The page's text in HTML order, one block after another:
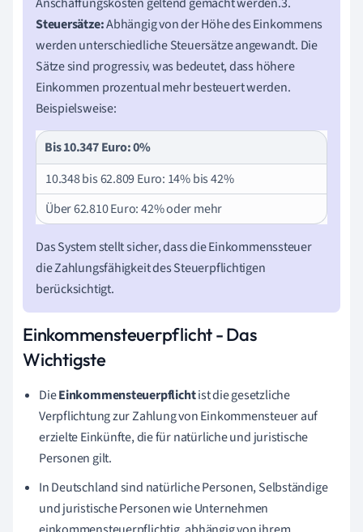
Steuersätze:Abhängig von der Höhe des Einkommens
werden unterschiedliche Steuersätze angewandt. Die
Sätze sind progressiv, was bedeutet, dass höhere
Einkommen prozentual mehr besteuert werden.
Beispielsweise:
Bis 10.347 Euro: 0%
10.348 bis 62.809 Euro: 14% bis 42%
Über 62.810 Euro: 42% oder mehr
Das System stellt sicher, dass die Einkommenssteuer
die Zahlungsfähigkeit des Steuerpflichtigen
berücksichtigt.
Einkommensteuerpflicht - Das
Wichtigste
DieEinkommensteuerpflichtist die gesetzliche
Verpflichtung zur Zahlung von Einkommensteuer auf
erzielte Einkünfte, die für natürliche und juristische
Personen gilt.
In Deutschland sind natürliche Personen, Selbständige
und juristische Personen wie Unternehmen